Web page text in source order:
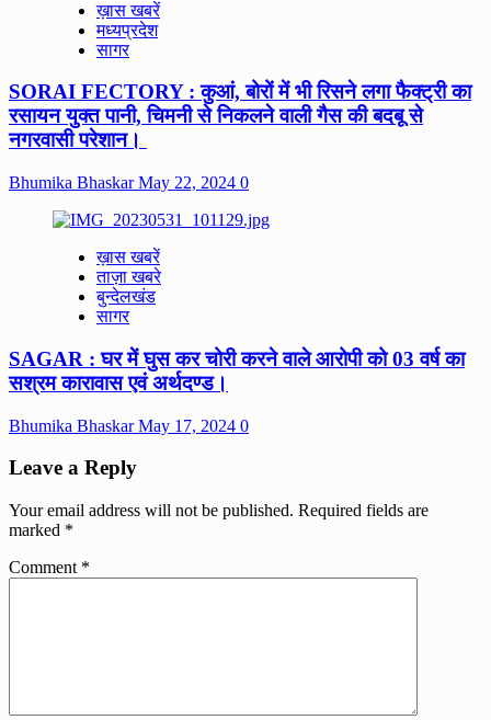
ख़ास खबरें
मध्यप्रदेश
सागर
SORAI FECTORY : कुआं, बोरों में भी रिसने लगा फैक्ट्री का
रसायन युक्त पानी, चिमनी से निकलने वाली गैस की बदबू से
नगरवासी परेशान।
Bhumika BhaskarMay 22, 2024 0
ख़ास खबरें
ताज़ा खबरे
बुन्देलखंड
सागर
SAGAR : घर में घुस कर चोरी करने वाले आरोपी को 03 वर्ष का
सश्रम कारावास एवं अर्थदण्ड।
Bhumika BhaskarMay 17, 2024 0
Leave a Reply
Your email address will not be published. Required fields are
marked *
Comment *